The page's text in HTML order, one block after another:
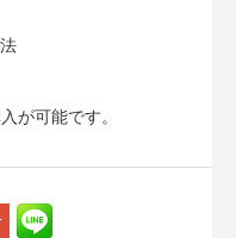
が可能です。